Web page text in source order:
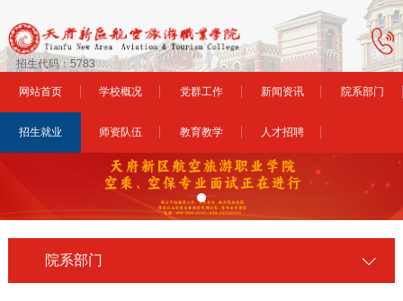
招生代码：5783
网站首页 学校概况 党群工作 新闻资讯 院系部门
招生就业 师资队伍 教育教学 人才招聘
院系部门